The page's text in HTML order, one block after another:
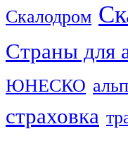
Скалодром
Страны для
ЮНЕСКО
страховка